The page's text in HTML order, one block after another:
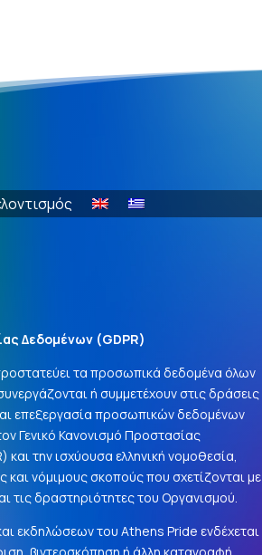
Δεδομένων (GDPR)
τα προσωπικά δεδομένα όλων
ή συμμετέχουν στις δράσεις
επεξεργασία προσωπικών δεδομένων
Γενικό Κανονισμό Προστασίας
) και την ισχύουσα ελληνική νομοθεσία,
και νόμιμους σκοπούς που σχετίζονται με
τις δραστηριότητες του Οργανισμού.
εκδηλώσεων του Athens Pride ενδέχεται
βιντεοσκόπηση ή άλλη καταγραφή